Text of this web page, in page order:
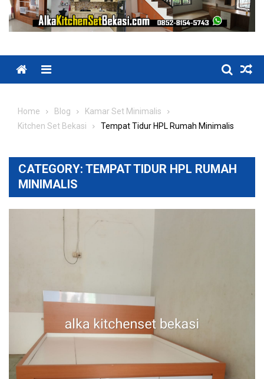
Menu
Home Blog
Kamar Set Minimalis
Kitchen Set Bekasi
Tempat Tidur HPL Rumah Minimalis
CATEGORY: TEMPAT TIDUR HPL RUMAH
MINIMALIS